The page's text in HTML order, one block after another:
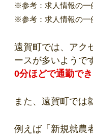
※参考：求人情報の一
※参考：求人情報の一
遠賀町では、アク
ースが多いようで
0分ほどで通勤で
また、遠賀町では
例えば「新規就農